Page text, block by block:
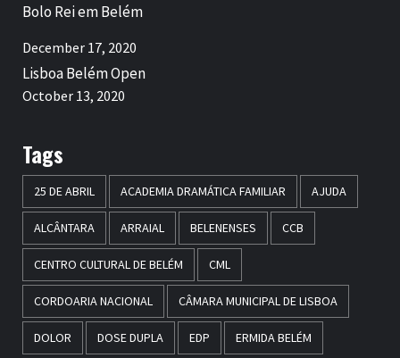
Bolo Rei em Belém
December 17, 2020
Lisboa Belém Open
October 13, 2020
Tags
25 DE ABRIL ACADEMIA DRAMÁTICA FAMILIAR AJUDA
ALCÂNTARA ARRAIAL BELENENSES CCB
CENTRO CULTURAL DE BELÉM CML
CORDOARIA NACIONAL CÂMARA MUNICIPAL DE LISBOA
DOLOR DOSE DUPLA EDP ERMIDA BELÉM